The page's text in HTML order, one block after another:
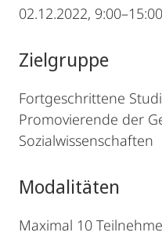
02.12.2022,
Zielgruppe
Fortgeschrittene
Promovierende der
Sozialwissenschaften
Modalitäten
Maximal 10